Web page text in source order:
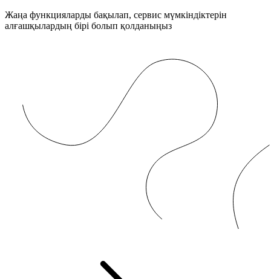
Жаңа функцияларды бақылап, сервис мүмкіндіктерін
алғашқылардың бірі болып қолданыңыз